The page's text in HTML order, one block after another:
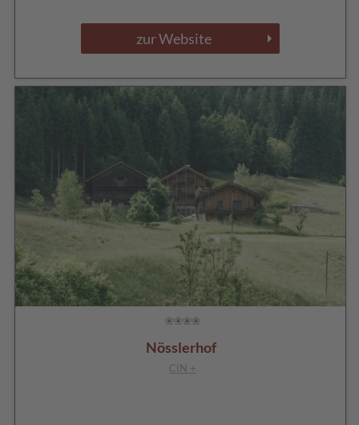
zur Website
Nösslerhof
CIN +